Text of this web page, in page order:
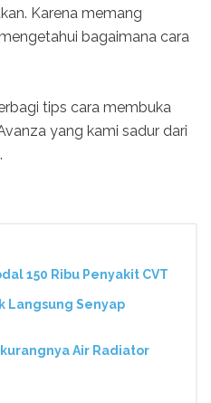
Karena memang
bagaimana cara
tips cara membuka
yang kami sadur dari
150 Ribu Penyakit CVT
Langsung Senyap
Air Radiator